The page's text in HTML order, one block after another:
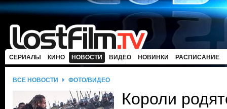
СЕРИАЛЫ КИНО НОВОСТИ ВИДЕО НОВИНКИ РАСПИСАНИЕ
ВСЕ НОВОСТИ ФОТО/ВИДЕО
Короли